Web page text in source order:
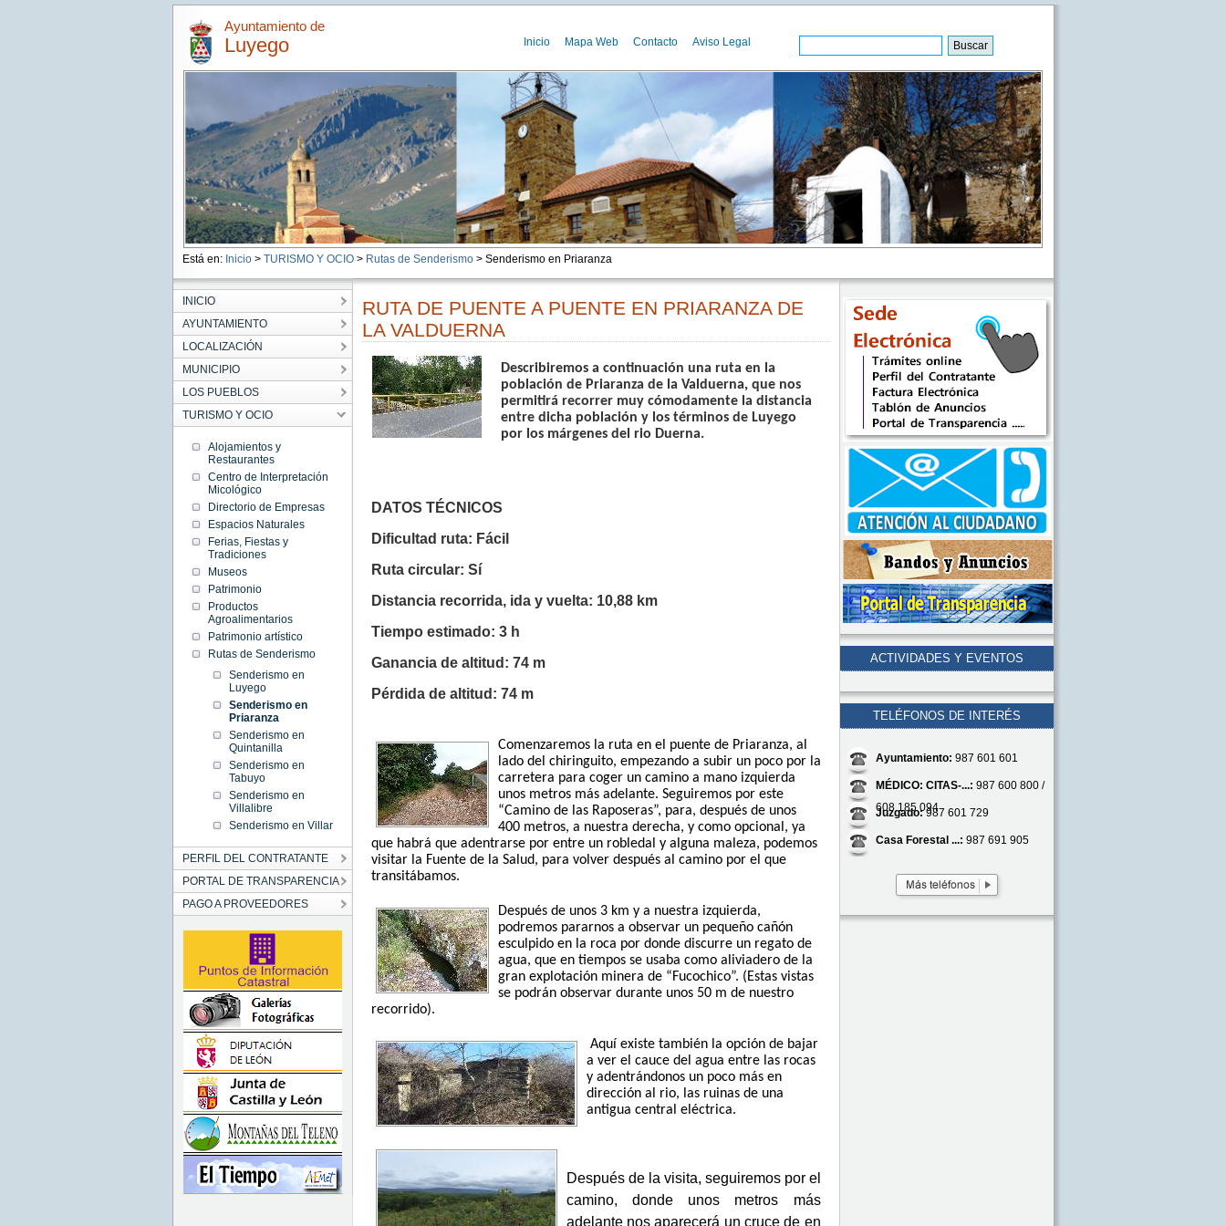
Ayuntamiento de
Luyego Inicio Mapa Web Contacto Aviso Legal
Está en: Inicio > TURISMO Y OCIO> Rutas de Senderismo> Senderismo en Priaranza
INICIO
AYUNTAMIENTO
LOCALIZACIÓN
MUNICIPIO
LOS PUEBLOS
TURISMO Y OCIO
Alojamientos y
Restaurantes
Centro de Interpretación
Micológico
Directorio de Empresas
Espacios Naturales
Ferias, Fiestas y
Tradiciones
Museos
Patrimonio
Productos
Agroalimentarios
Patrimonio artístico
Rutas de Senderismo
Senderismo en
Luyego
Senderismo en
Priaranza
Senderismo en
Quintanilla
Senderismo en
Tabuyo
Senderismo en
Villalibre
Senderismo en Villar
PERFIL DEL CONTRATANTE
PORTAL DE TRANSPARENCIA
PAGO A PROVEEDORES
RUTA DE PUENTE A PUENTE EN PRIARANZA DE
LA VALDUERNA
Describiremos a continuación una ruta en la
población de Priaranza de la Valduerna, que nos
permitirá recorrer muy cómodamente la distancia
entre dicha población y los términos de Luyego
por los márgenes del rio Duerna.
DATOS TÉCNICOS
Dificultad ruta: Fácil
Ruta circular: Sí
Distancia recorrida, ida y vuelta: 10,88 km
Tiempo estimado: 3 h
Ganancia de altitud: 74 m
Pérdida de altitud: 74 m
Comenzaremos la ruta en el puente de Priaranza, al
lado del chiringuito, empezando a subir un poco por la
carretera para coger un camino a mano izquierda
unos metros más adelante. Seguiremos por este
“Camino de las Raposeras”, para, después de unos
400 metros, a nuestra derecha, y como opcional, ya
que habrá que adentrarse por entre un robledal y alguna maleza, podemos
visitar la Fuente de la Salud, para volver después al camino por el que
transitábamos.
Después de unos 3 km y a nuestra izquierda,
podremos pararnos a observar un pequeño cañón
esculpido en la roca por donde discurre un regato de
agua, que en tiempos se usaba como aliviadero de la
gran explotación minera de “Fucochico”. (Estas vistas
se podrán observar durante unos 50 m de nuestro
recorrido).
Aquí existe también la opción de bajar
a ver el cauce del agua entre las rocas
y adentrándonos un poco más en
dirección al rio, las ruinas de una
antigua central eléctrica.
Después de la visita, seguiremos por el
camino, donde unos metros más
adelante nos aparecerá un cruce de en
ACTIVIDADES Y EVENTOS
TELÉFONOS DE INTERÉS
Ayuntamiento: 987 601 601
MÉDICO: CITAS-...: 987 600 800 /
608 185 094
Juzgado:987 601 729
Casa Forestal ...: 987 691 905